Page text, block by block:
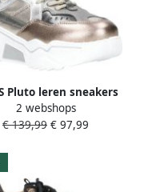
Pluto leren sneakers
zilver Meisjes Leer
Meerkleurig 33
2 webshops
€ 139,99 € 97,99